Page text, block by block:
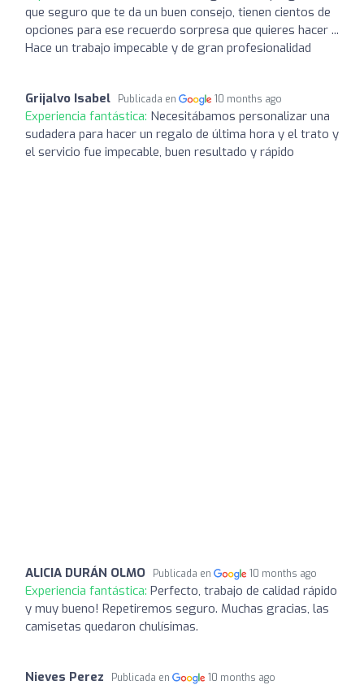
que seguro que te da un buen consejo, tienen cientos de
opciones para ese recuerdo sorpresa que quieres hacer ...
Hace un trabajo impecable y de gran profesionalidad
Grijalvo Isabel Publicada en 10 months ago
Experiencia fantástica: Necesitábamos personalizar una
sudadera para hacer un regalo de última hora y el trato y
el servicio fue impecable, buen resultado y rápido
ALICIA DURÁN OLMO Publicada en 10 months ago
Experiencia fantástica: Perfecto, trabajo de calidad rápido
y muy bueno! Repetiremos seguro. Muchas gracias, las
camisetas quedaron chulísimas.
Nieves Perez Publicada en 10 months ago